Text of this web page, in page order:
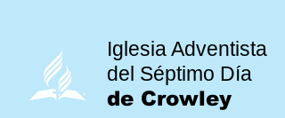
Iglesia Adventista
del Séptimo Día
de Crowley